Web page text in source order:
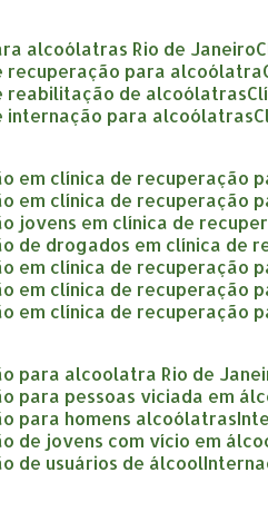
alcoólatras Rio de Janeiro
recuperação para alcoólatra
reabilitação de alcoólatras
internação para alcoólatras
em clínica de recuperação
em clínica de recuperação
jovens em clínica de
de drogados em clínica de
em clínica de recuperação
em clínica de recuperação
em clínica de recuperação
para alcoolatra Rio de
para pessoas viciada em
para homens alcoólatras
de jovens com vício em
de usuários de álcool